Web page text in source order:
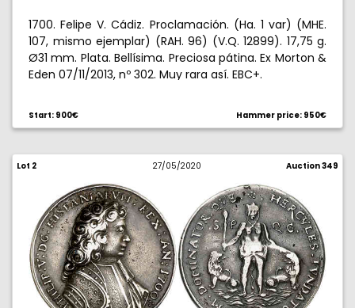
1700. Felipe V. Cádiz. Proclamación. (Ha. 1 var) (MHE.
107, mismo ejemplar) (RAH. 96) (V.Q. 12899). 17,75 g.
Ø31 mm. Plata. Bellísima. Preciosa pátina. Ex Morton &
Eden 07/11/2013, nº 302. Muy rara así. EBC+.
Start: 900€ Hammer price: 950€
Lot 2 27/05/2020 Auction 349